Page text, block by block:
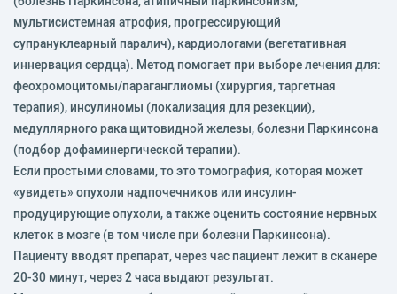
мультисистемная атрофия, прогрессирующий
супрануклеарный паралич), кардиологами (вегетативная
иннервация сердца). Метод помогает при выборе лечения для:
феохромоцитомы/параганглиомы (хирургия, таргетная
терапия), инсулиномы (локализация для резекции),
медуллярного рака щитовидной железы, болезни Паркинсона
(подбор дофаминергической терапии).
Если простыми словами, то это томография, которая может
«увидеть» опухоли надпочечников или инсулин-
продуцирующие опухоли, а также оценить состояние нервных
клеток в мозге (в том числе при болезни Паркинсона).
Пациенту вводят препарат, через час пациент лежит в сканере
20-30 минут, через 2 часа выдают результат.